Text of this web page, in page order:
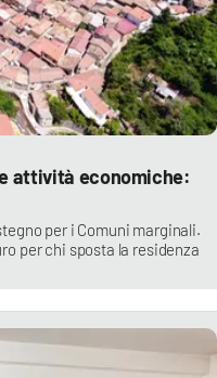
attività economiche:
per i Comuni marginali.
per chi sposta la residenza